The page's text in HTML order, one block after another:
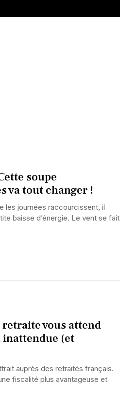
soupe
va tout changer !
les journées raccourcissent, il
baisse d’énergie. Le vent se fait
vous attend
(et
auprès des retraités français.
fiscalité plus avantageuse et